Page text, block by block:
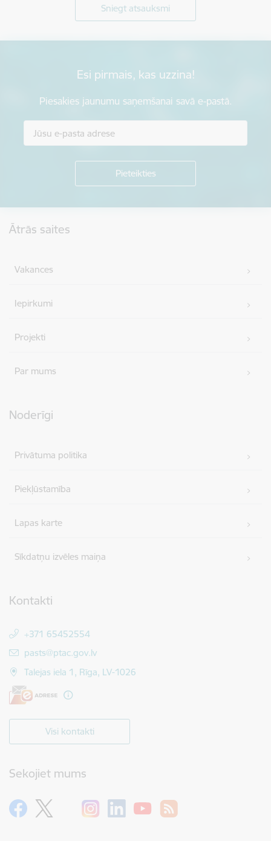
Sniegt atsauksmi
Esi pirmais, kas uzzina!
Piesakies jaunumu saņemšanai savā e-pastā.
Ātrās saites
Vakances
Iepirkumi
Projekti
Par mums
Noderīgi
Privātuma politika
Piekļūstamība
Lapas karte
Sīkdatņu izvēles maiņa
Kontakti
+371 65452554
E-pasts:
pasts@ptac.gov.lv
Talejas iela 1, Rīga, LV-1026
Visi kontakti
Sekojiet mums